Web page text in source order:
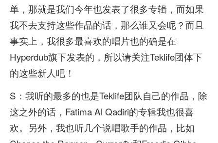
单，那就是我们今年也发表了很多专辑，而如果
我不去支持这些作品的话，那么谁又会呢？而且
事实上，我很多最喜欢的唱片也的确是在
Hyperdub旗下发表的，所以请关注Teklife团体下
的这些新人吧！
S：我听的最多的也是Teklife团队自己的作品，除
这之外的话，Fatima Al Qadiri的专辑我也很喜
欢。另外，我也听几个说唱歌手的作品，比如